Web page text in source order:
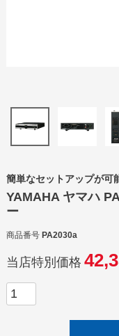
簡単なセットアップが可
YAMAHA ヤマハ
ー
商品番号 PA2030a
当店特別価格